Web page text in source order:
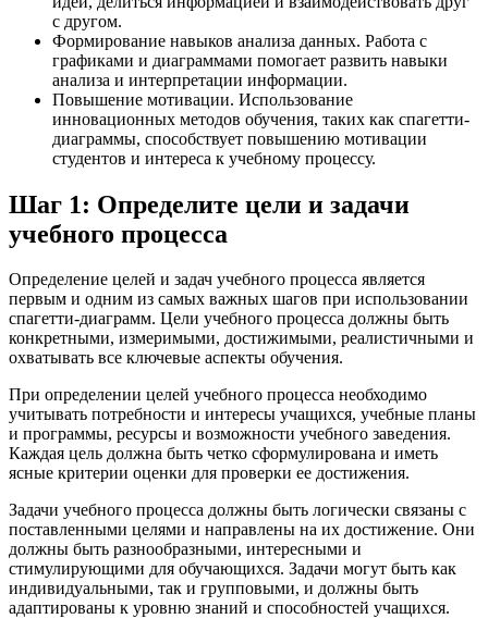
с другом.
Формирование навыков анализа данных. Работа с
графиками и диаграммами помогает развить навыки
анализа и интерпретации информации.
Повышение мотивации. Использование
инновационных методов обучения, таких как спагетти-
диаграммы, способствует повышению мотивации
студентов и интереса к учебному процессу.
Шаг 1: Определите цели и задачи
учебного процесса
Определение целей и задач учебного процесса является
первым и одним из самых важных шагов при использовании
спагетти-диаграмм. Цели учебного процесса должны быть
конкретными, измеримыми, достижимыми, реалистичными и
охватывать все ключевые аспекты обучения.
При определении целей учебного процесса необходимо
учитывать потребности и интересы учащихся, учебные планы
и программы, ресурсы и возможности учебного заведения.
Каждая цель должна быть четко сформулирована и иметь
ясные критерии оценки для проверки ее достижения.
Задачи учебного процесса должны быть логически связаны с
поставленными целями и направлены на их достижение. Они
должны быть разнообразными, интересными и
стимулирующими для обучающихся. Задачи могут быть как
индивидуальными, так и групповыми, и должны быть
адаптированы к уровню знаний и способностей учащихся.